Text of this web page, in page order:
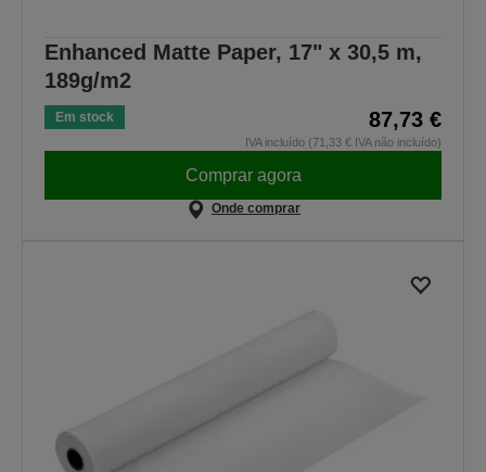
Enhanced Matte Paper, 17" x 30,5 m,
189g/m2
Em stock 87,73 €
IVA incluído (71,33 € IVA não incluído)
Comprar agora
Onde comprar